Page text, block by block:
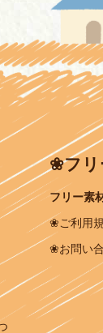
❀フリ
フリー素
❀ご利用
❀お問い